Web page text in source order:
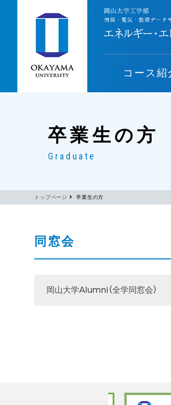
コース紹
卒業生の方
Graduate
トップページ 卒業生の方
同窓会
岡山大学Alumni（全学同窓会）